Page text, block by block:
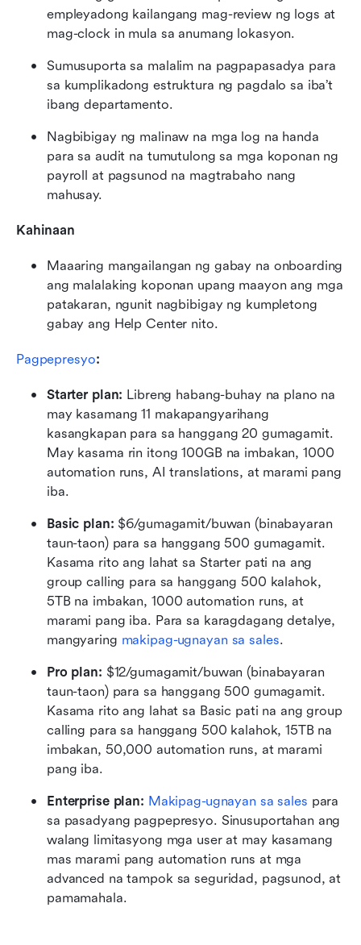
empleyadong kailangang mag-review ng logs at
mag-clock in mula sa anumang lokasyon.
Sumusuporta sa malalim na pagpapasadya para
sa kumplikadong estruktura ng pagdalo sa iba’t
ibang departamento.
Nagbibigay ng malinaw na mga log na handa
para sa audit na tumutulong sa mga koponan ng
payroll at pagsunod na magtrabaho nang
mahusay.
Kahinaan
Maaaring mangailangan ng gabay na onboarding
ang malalaking koponan upang maayon ang mga
patakaran, ngunit nagbibigay ng kumpletong
gabay ang Help Center nito.
Pagpepresyo:
Starter plan: Libreng habang-buhay na plano na
may kasamang 11 makapangyarihang
kasangkapan para sa hanggang 20 gumagamit.
May kasama rin itong 100GB na imbakan, 1000
automation runs, AI translations, at marami pang
iba.
Basic plan: $6/gumagamit/buwan (binabayaran
taun-taon) para sa hanggang 500 gumagamit.
Kasama rito ang lahat sa Starter pati na ang
group calling para sa hanggang 500 kalahok,
5TB na imbakan, 1000 automation runs, at
marami pang iba. Para sa karagdagang detalye,
mangyaring makipag-ugnayan sa sales.
Pro plan: $12/gumagamit/buwan (binabayaran
taun-taon) para sa hanggang 500 gumagamit.
Kasama rito ang lahat sa Basic pati na ang group
calling para sa hanggang 500 kalahok, 15TB na
imbakan, 50,000 automation runs, at marami
pang iba.
Enterprise plan: Makipag-ugnayan sa sales para
sa pasadyang pagpepresyo. Sinusuportahan ang
walang limitasyong mga user at may kasamang
mas marami pang automation runs at mga
advanced na tampok sa seguridad, pagsunod, at
pamamahala.